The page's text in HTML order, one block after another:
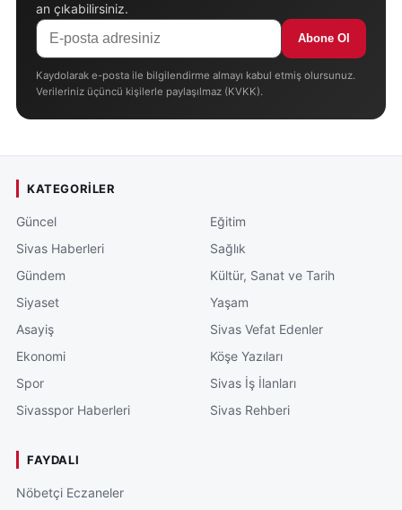
an çıkabilirsiniz.
Abone Ol
Kaydolarak e-posta ile bilgilendirme almayı kabul etmiş olursunuz.
Verileriniz üçüncü kişilerle paylaşılmaz (KVKK).
KATEGORILER
Güncel
Sivas Haberleri
Gündem
Siyaset
Asayiş
Ekonomi
Spor
Sivasspor Haberleri
Eğitim
Sağlık
Kültür, Sanat ve Tarih
Yaşam
Sivas Vefat Edenler
Köşe Yazıları
Sivas İş İlanları
Sivas Rehberi
FAYDALI
Nöbetçi Eczaneler